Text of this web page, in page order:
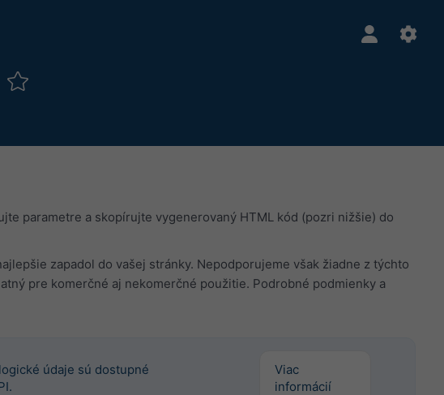
parametre a skopírujte vygenerovaný HTML kód (pozri nižšie) do
zapadol do vašej stránky. Nepodporujeme však žiadne z týchto
pre komerčné aj nekomerčné použitie. Podrobné podmienky a
údaje sú dostupné
Viac
informácií